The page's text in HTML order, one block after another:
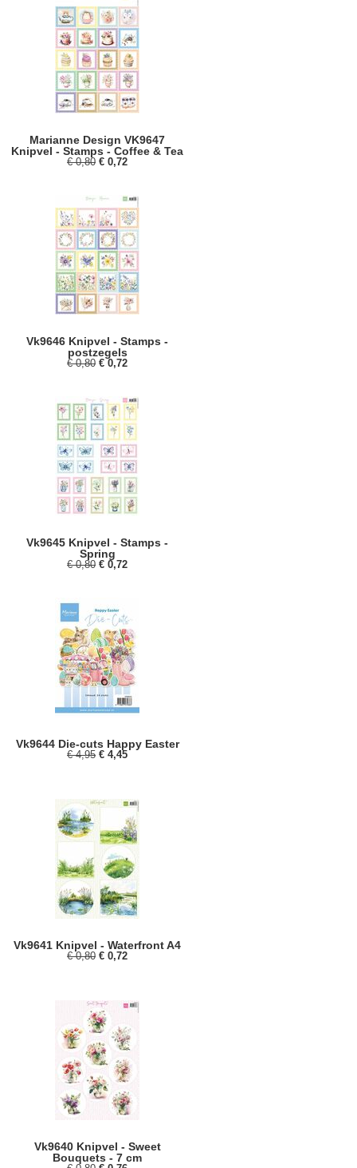
Marianne Design VK9647
Knipvel - Stamps - Coffee & Tea
€ 0,80 € 0,72
Vk9646 Knipvel - Stamps -
postzegels
€ 0,80 € 0,72
Vk9645 Knipvel - Stamps -
Spring
€ 0,80 € 0,72
Vk9644 Die-cuts Happy Easter
€ 4,95 € 4,45
Vk9641 Knipvel - Waterfront A4
€ 0,80 € 0,72
Vk9640 Knipvel - Sweet
Bouquets - 7 cm